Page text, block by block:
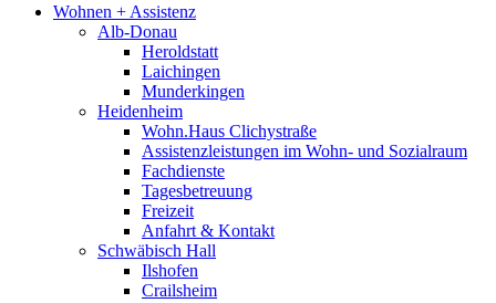
Wohnen + Assistenz
Alb-Donau
Heroldstatt
Laichingen
Munderkingen
Heidenheim
Wohn.Haus Clichystraße
Assistenzleistungen im Wohn- und Sozialraum
Fachdienste
Tagesbetreuung
Freizeit
Anfahrt & Kontakt
Schwäbisch Hall
Ilshofen
Crailsheim